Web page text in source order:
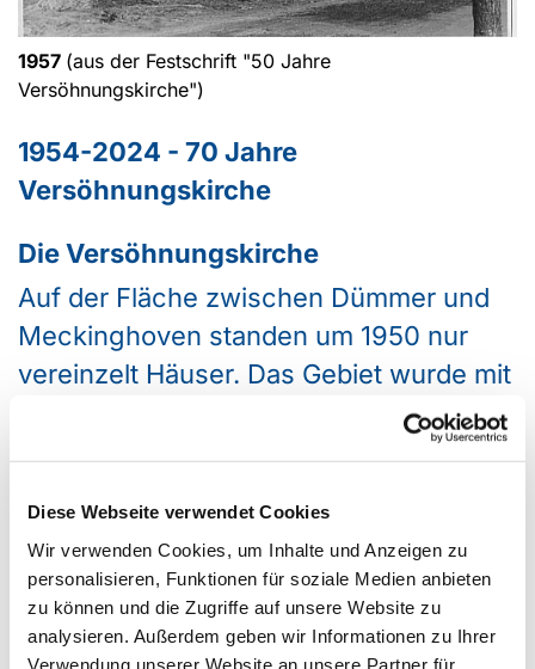
Diese Webseite verwendet Cookies
Wir verwenden Cookies, um Inhalte und Anzeigen zu
personalisieren, Funktionen für soziale Medien anbieten
zu können und die Zugriffe auf unsere Website zu
analysieren. Außerdem geben wir Informationen zu Ihrer
Verwendung unserer Website an unsere Partner für
1957 (aus der Festschrift "50 Jahre
Versöhnungskirche")
1954-2024 - 70 Jahre
Versöhnungskirche
Die Versöhnungskirche
Auf der Fläche zwischen Dümmer und
Meckinghoven standen um 1950 nur
vereinzelt Häuser. Das Gebiet wurde mit
Wohnbebauung überplant, und für die
Die Grundsteinlegung erfolgte am 23.
August 1953. Am 14. März 1954 wurde
der neu errichtete „Kirchsaal
Meckinghoven“ – so der ursprüngliche